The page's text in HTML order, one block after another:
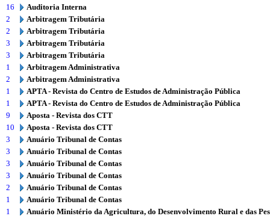
16
Auditoria Interna
2
Arbitragem Tributária
2
Arbitragem Tributária
3
Arbitragem Tributária
3
Arbitragem Tributária
1
Arbitragem Administrativa
2
Arbitragem Administrativa
1
APTA - Revista do Centro de Estudos de Administração Pública
1
APTA - Revista do Centro de Estudos de Administração Pública
9
Aposta - Revista dos CTT
10
Aposta - Revista dos CTT
3
Anuário Tribunal de Contas
3
Anuário Tribunal de Contas
3
Anuário Tribunal de Contas
3
Anuário Tribunal de Contas
2
Anuário Tribunal de Contas
1
Anuário Tribunal de Contas
1
Anuário Ministério da Agricultura, do Desenvolvimento Rural e das